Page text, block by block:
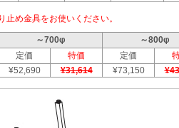
め金具をお使いください。
～700φ ～800φ
定価 特価 定価
¥52,690 ¥31,614 ¥73,150